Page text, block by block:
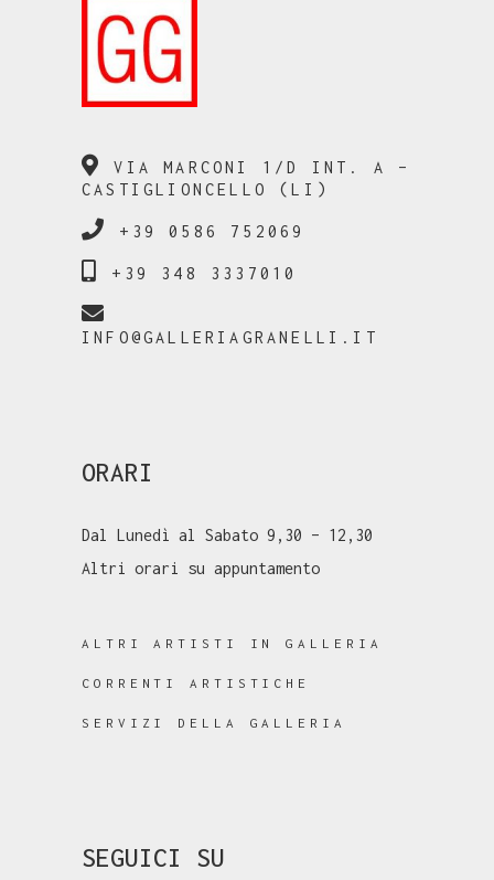
VIA MARCONI 1/D INT. A –
CASTIGLIONCELLO (LI)
+39 0586 752069
+39 348 3337010
INFO@GALLERIAGRANELLI.IT
ORARI
Dal Lunedì al Sabato 9,30 – 12,30
Altri orari su appuntamento
ALTRI ARTISTI IN GALLERIA
CORRENTI ARTISTICHE
SERVIZI DELLA GALLERIA
SEGUICI SU